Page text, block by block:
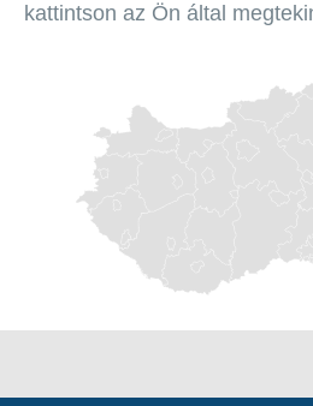
kattintson az Ön által